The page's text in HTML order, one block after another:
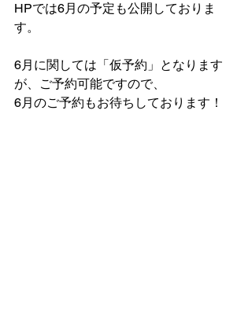
HPでは6月の予定も公開しておりま
す。
6月に関しては「仮予約」となります
が、ご予約可能ですので、
6月のご予約もお待ちしております！